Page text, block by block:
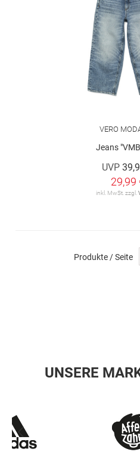
VERO
Jeans
UVP
29,99
inkl. MwSt. zzgl.
Produkte / Seite
UNSERE